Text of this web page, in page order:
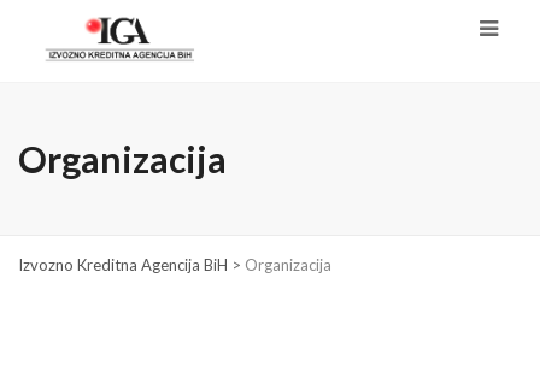
Organizacija
Izvozno Kreditna Agencija BiH > Organizacija